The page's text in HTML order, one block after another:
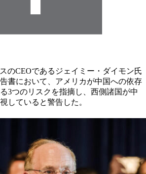
のCEOであるジェイミー・ダイモン氏
書において、アメリカが中国への依存
3つのリスクを指摘し、西側諸国が中
していると警告した。